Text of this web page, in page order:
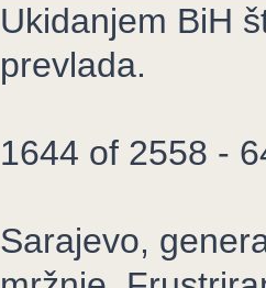
Ukidanjem BiH
prevlada.
1644 of 2558 -
Sarajevo,